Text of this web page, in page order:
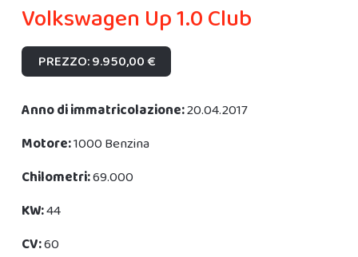
Volkswagen Up 1.0 Club
PREZZO: 9.950,00 €
Anno di immatricolazione:20.04.2017
Motore:1000 Benzina
Chilometri:69.000
KW:44
CV:60